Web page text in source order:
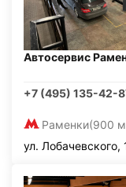
Автосервис
+7 (495) 135-42-
Раменки(900
ул. Лобачевского,